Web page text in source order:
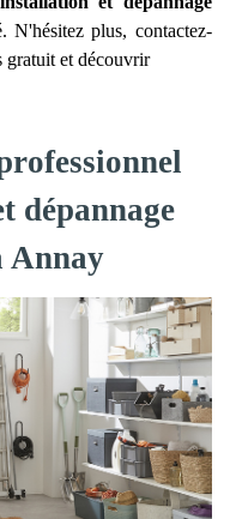
N'hésitez plus, contactez-
gratuit et découvrir
dépannage
Annay